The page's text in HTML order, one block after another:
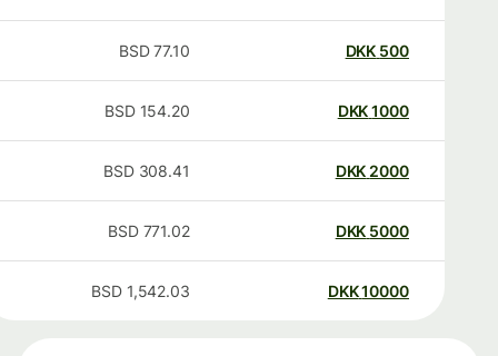
500
DKK
77.10
BSD
1000
DKK
154.20
BSD
2000
DKK
308.41
BSD
5000
DKK
771.02
BSD
10000
DKK
1,542.03
BSD